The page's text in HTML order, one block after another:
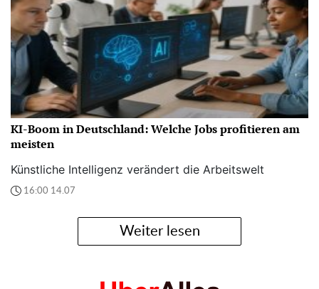
KI-Boom in Deutschland: Welche Jobs profitieren am
meisten
Künstliche Intelligenz verändert die Arbeitswelt
16:00 14.07
Weiter lesen